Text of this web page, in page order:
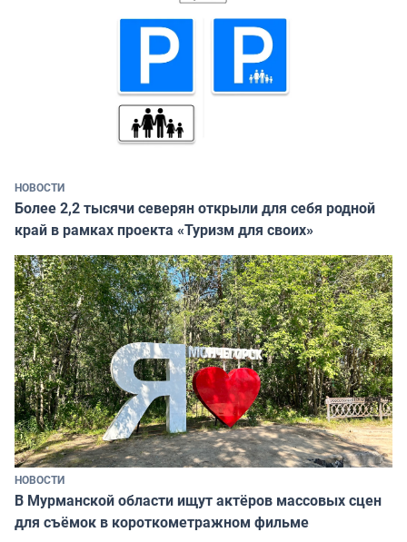
НОВОСТИ
Более 2,2 тысячи северян открыли для себя родной
край в рамках проекта «Туризм для своих»
НОВОСТИ
В Мурманской области ищут актёров массовых сцен
для съёмок в короткометражном фильме